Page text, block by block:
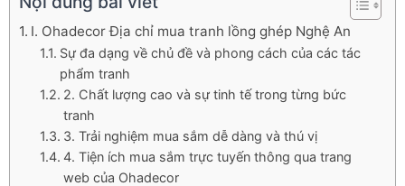
I. Ohadecor Địa chỉ mua tranh lồng ghép Nghệ An
Sự đa dạng về chủ đề và phong cách của các tác
phẩm tranh
2. Chất lượng cao và sự tinh tế trong từng bức
tranh
3. Trải nghiệm mua sắm dễ dàng và thú vị
4. Tiện ích mua sắm trực tuyến thông qua trang
web của Ohadecor